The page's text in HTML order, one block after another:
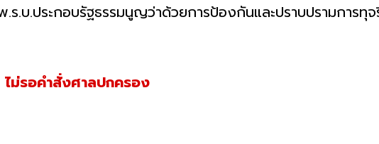
ร.บ.ประกอบรัฐธรรมนูญว่าด้วยการป้องกันและปราบปรามการทุ
ม่รอคำสั่งศาลปกครอง